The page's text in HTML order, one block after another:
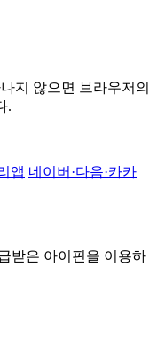
지 않으면 브라우저의
.
앱 네이버·다음·카카
받은 아이핀을 이용하